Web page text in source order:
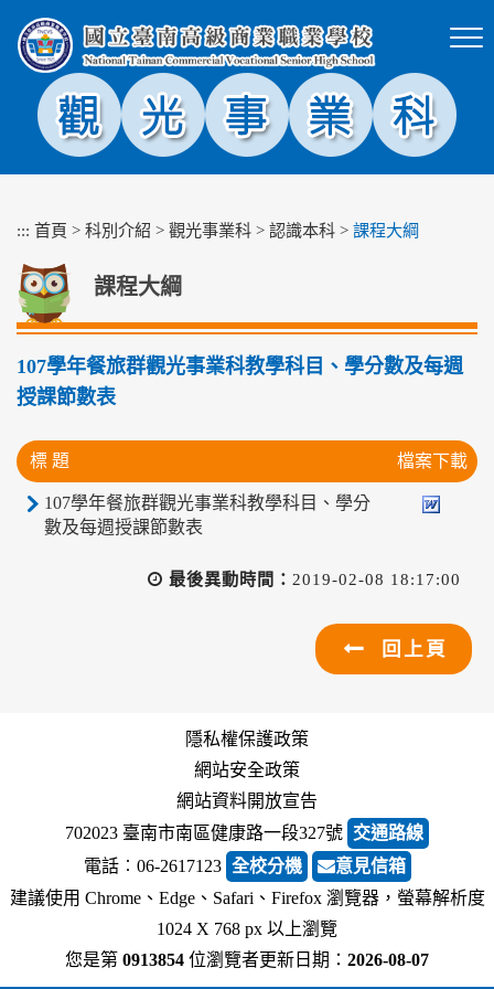
塊
::: 首頁 > 科別介紹 > 觀光事業科 > 認識本科 > 課程大綱
課程大綱
107學年餐旅群觀光事業科教學科目、學分數及每週
授課節數表
標 題 檔案下載
107學年餐旅群觀光事業科教學科目、學分
數及每週授課節數表
最後異動時間： 2019-02-08 18:17:00
回上頁
隱私權保護政策
網站安全政策
網站資料開放宣告
702023 臺南市南區健康路一段327號 交通路線
電話︰06-2617123 全校分機
意見信箱
建議使用 Chrome、Edge、Safari、Firefox 瀏覽器，螢幕解析度
1024 X 768 px 以上瀏覽
您是第 0913854 位瀏覽者更新日期： 2026-08-07